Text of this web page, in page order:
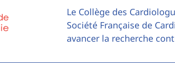
Le Collège des
Société Française de
avancer la recherche